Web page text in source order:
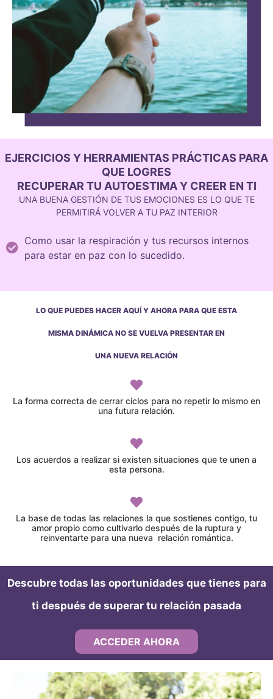
EJERCICIOS Y HERRAMIENTAS PRÁCTICAS PARA
QUE LOGRES
RECUPERAR TU AUTOESTIMA Y CREER EN TI
UNA BUENA GESTIÓN DE TUS EMOCIONES ES LO QUE TE
PERMITIRÁ VOLVER A TU PAZ INTERIOR
Como usar la respiración y tus recursos internos
para estar en paz con lo sucedido.
LO QUE PUEDES HACER AQUÍ Y AHORA PARA QUE ESTA
MISMA DINÁMICA NO SE VUELVA PRESENTAR EN
UNA NUEVA RELACIÓN
La forma correcta de cerrar ciclos para no repetir lo mismo en
una futura relación.
Los acuerdos a realizar si existen situaciones que te unen a
esta persona.
La base de todas las relaciones la que sostienes contigo, tu
amor propio como cultivarlo después de la ruptura y
reinventarte para una nueva relación romántica.
Descubre todas las oportunidades que tienes para
ti después de superar tu relación pasada
ACCEDER AHORA